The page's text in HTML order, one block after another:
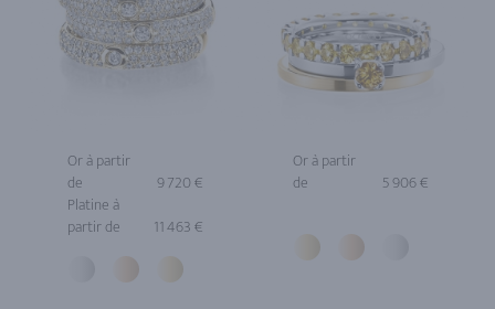
Or à partir
de
9 720 €
Platine à
partir de
11 463 €
Or à partir
de
5 906 €